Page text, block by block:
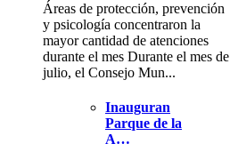
Áreas de protección, prevención
y psicología concentraron la
mayor cantidad de atenciones
durante el mes Durante el mes de
julio, el Consejo Mun...
Inauguran
Parque de la
A…